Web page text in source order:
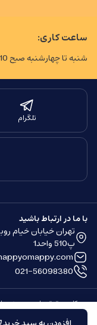
ساعت کاری:
شنبه تا چهارشنبه صبح 10 الی17 پنجشنبه 10 الی 15
تلگرام
با ما در ارتباط باشید
تهران خیابان خیام
پ510 واحد1
021-56098380
کلیه حقوق مادی و